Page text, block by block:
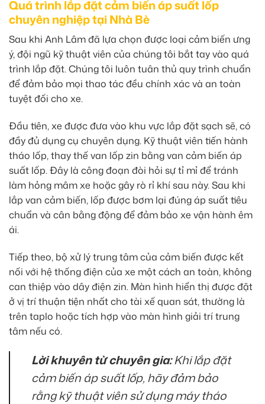
Quá trình lắp đặt cảm biến áp suất lốp
chuyên nghiệp tại Nhà Bè
Sau khi Anh Lâm đã lựa chọn được loại cảm biến ưng
ý, đội ngũ kỹ thuật viên của chúng tôi bắt tay vào quá
trình lắp đặt. Chúng tôi luôn tuân thủ quy trình chuẩn
để đảm bảo mọi thao tác đều chính xác và an toàn
tuyệt đối cho xe.
Đầu tiên, xe được đưa vào khu vực lắp đặt sạch sẽ, có
đầy đủ dụng cụ chuyên dụng. Kỹ thuật viên tiến hành
tháo lốp, thay thế van lốp zin bằng van cảm biến áp
suất lốp. Đây là công đoạn đòi hỏi sự tỉ mỉ để tránh
làm hỏng mâm xe hoặc gây rò rỉ khí sau này. Sau khi
lắp van cảm biến, lốp được bơm lại đúng áp suất tiêu
chuẩn và cân bằng động để đảm bảo xe vận hành êm
ái.
Tiếp theo, bộ xử lý trung tâm của cảm biến được kết
nối với hệ thống điện của xe một cách an toàn, không
can thiệp vào dây điện zin. Màn hình hiển thị được đặt
ở vị trí thuận tiện nhất cho tài xế quan sát, thường là
trên taplo hoặc tích hợp vào màn hình giải trí trung
tâm nếu có.
Lời khuyên từ chuyên gia:Khi lắp đặt
cảm biến áp suất lốp, hãy đảm bảo
rằng kỹ thuật viên sử dụng máy tháo